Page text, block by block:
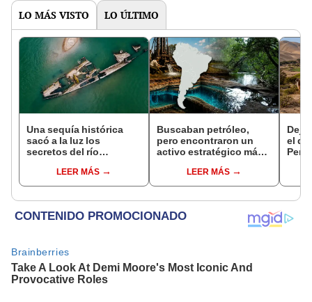
LO MÁS VISTO LO ÚLTIMO
Una sequía histórica
sacó a la luz los
secretos del río
Segunda Guerra
Mundial, fósiles de
LEER MÁS
Buscaban petróleo,
pero encontraron un
activo estratégico más
acuífero descubierto
por casualidad que
Latina
LEER MÁS
Dejó
el